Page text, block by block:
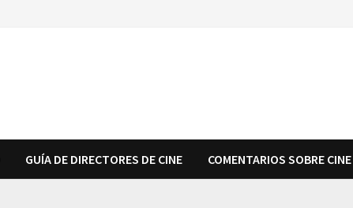
GUÍA DE DIRECTORES DE CINE COMENTARIOS SOBRE CINE